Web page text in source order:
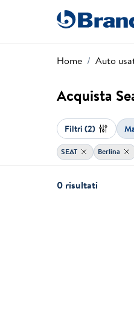
Home Auto
Acquista
Filtri(2)
SEAT Berlina
0 risultati